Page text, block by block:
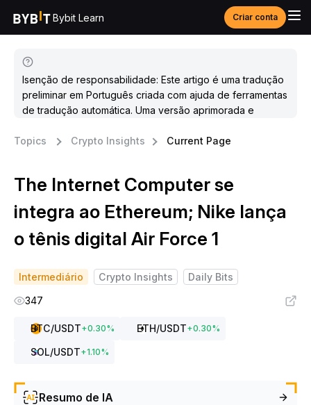
Bybit Learn Criar conta
Isenção de responsabilidade: Este artigo é uma tradução
preliminar em Português criada com ajuda de ferramentas
de tradução automática. Uma versão aprimorada e
Topics
Crypto Insights Current Page
The Internet Computer se
integra ao Ethereum; Nike lança
o tênis digital Air Force 1
Intermediário Crypto Insights
Daily Bits
347
BTC/USDT+0.30% ETH/USDT+0.30%
SOL/USDT+1.10%
Resumo de IA